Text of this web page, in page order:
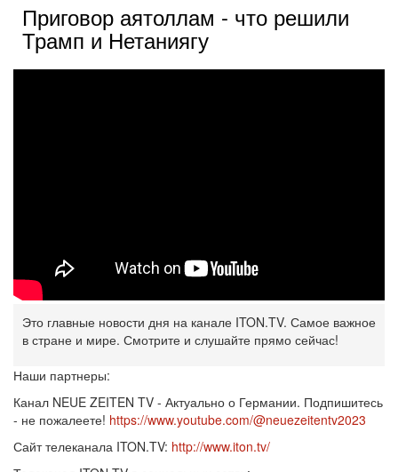
Приговор аятоллам - что решили
Трамп и Нетаниягу
Это главные новости дня на канале ITON.TV. Самое важное
в стране и мире. Смотрите и слушайте прямо сейчас!
Наши партнеры:
Канал NEUE ZEITEN TV - Актуально о Германии. Подпишитесь
- не пожалеете! https://www.youtube.com/@neuezeitentv2023
Сайт телеканала ITON.TV: http://www.iton.tv/